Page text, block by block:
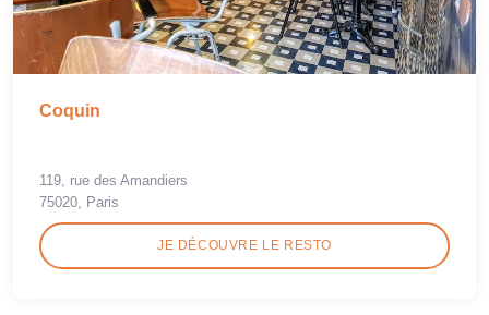
Coquin
119, rue des Amandiers
75020, Paris
JE DÉCOUVRE LE RESTO